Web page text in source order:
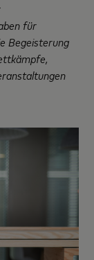
für
Begeisterung